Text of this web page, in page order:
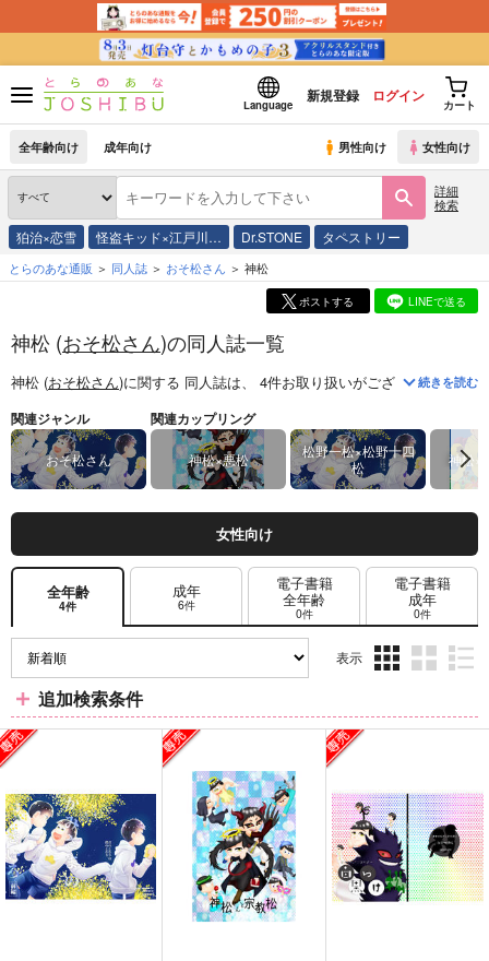
Language
新規登録 ログイン
カート
全年齢向け 成年向け 男性向け 女性向け
詳細
検索
狛治×恋雪 怪盗キッド×江戸川… Dr.STONE タペストリー
とらのあな通販 同人誌 おそ松さん 神松
ポストする LINEで送る
神松 (おそ松さん)の同人誌一覧
神松 (おそ松さん)に関する 同人誌は、 4件お取り扱いがございます。「
続きを読む
関連ジャンル
おそ松さん
関連カップリング
神松×悪松
松野一松×松野十四
松
神松×
女性向け
全年齢
4件
成年
6件
電子書籍
全年齢
0件
電子書籍
成年
0件
表示
ム
表
ム
表
ム
表
追加検索条件